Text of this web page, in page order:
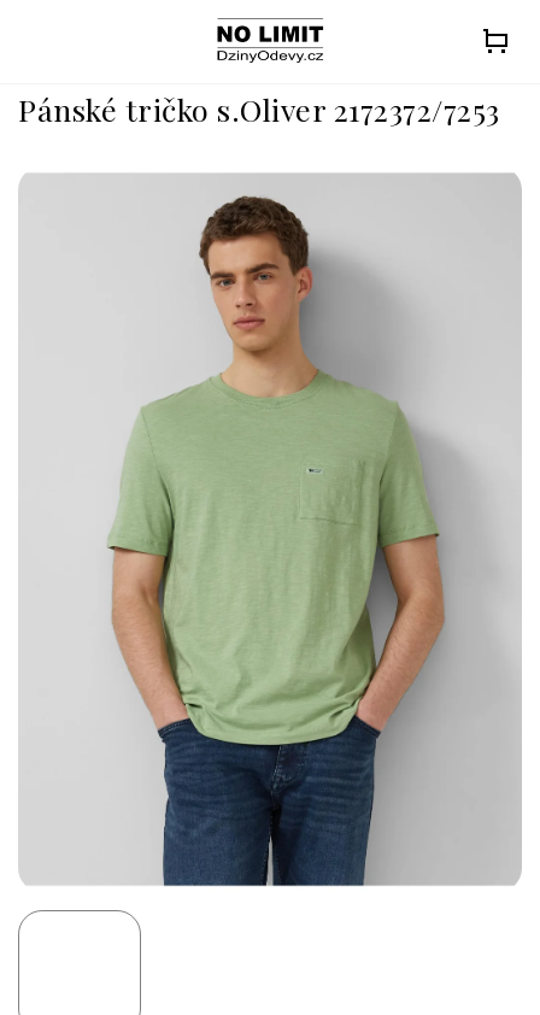
Pánské tričko s.Oliver 2172372/7253